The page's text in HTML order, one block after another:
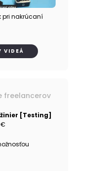
pri nakrúcaní
VIDEÁ
freelancerov
[Testing]